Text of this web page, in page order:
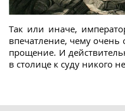
Так или иначе,
впечатление, чему
прощение. И
в столице к суду никого